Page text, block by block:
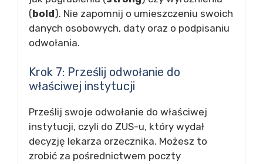
(bold). Nie zapomnij o umieszczeniu swoich
danych osobowych, daty oraz o podpisaniu
odwołania.
Krok 7: Prześlij odwołanie do
właściwej instytucji
Prześlij swoje odwołanie do właściwej
instytucji, czyli do ZUS-u, który wydał
decyzję lekarza orzecznika. Możesz to
zrobić za pośrednictwem poczty